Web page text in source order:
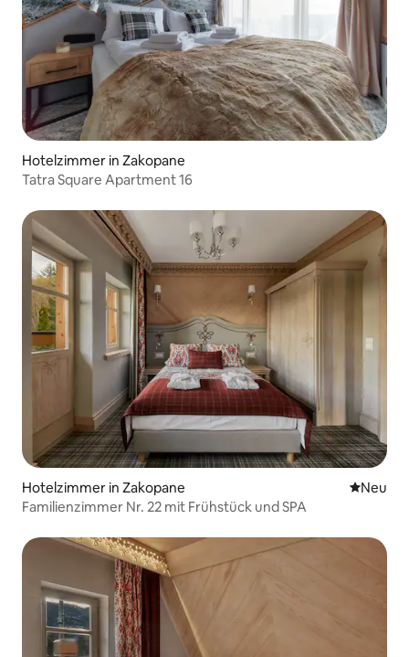
Hotelzimmer in Zakopane
Tatra Square Apartment 16
Hotelzimmer in Zakopane Neue
Neu
Familienzimmer Nr. 22 mit Frühstück und SPA